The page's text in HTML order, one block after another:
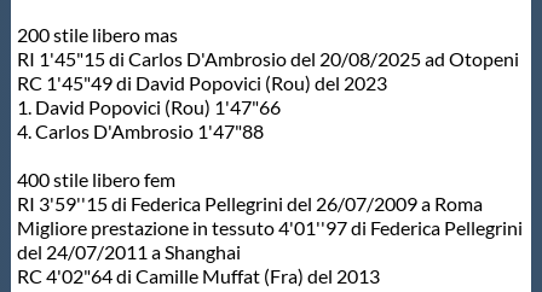
200 stile libero mas
RI 1'45"15 di Carlos D'Ambrosio del 20/08/2025 ad Otopeni
RC 1'45"49 di David Popovici (Rou) del 2023
1. David Popovici (Rou) 1'47"66
4. Carlos D'Ambrosio 1'47"88
400 stile libero fem
RI 3'59''15 di Federica Pellegrini del 26/07/2009 a Roma
Migliore prestazione in tessuto 4'01''97 di Federica Pellegrini
del 24/07/2011 a Shanghai
RC 4'02"64 di Camille Muffat (Fra) del 2013